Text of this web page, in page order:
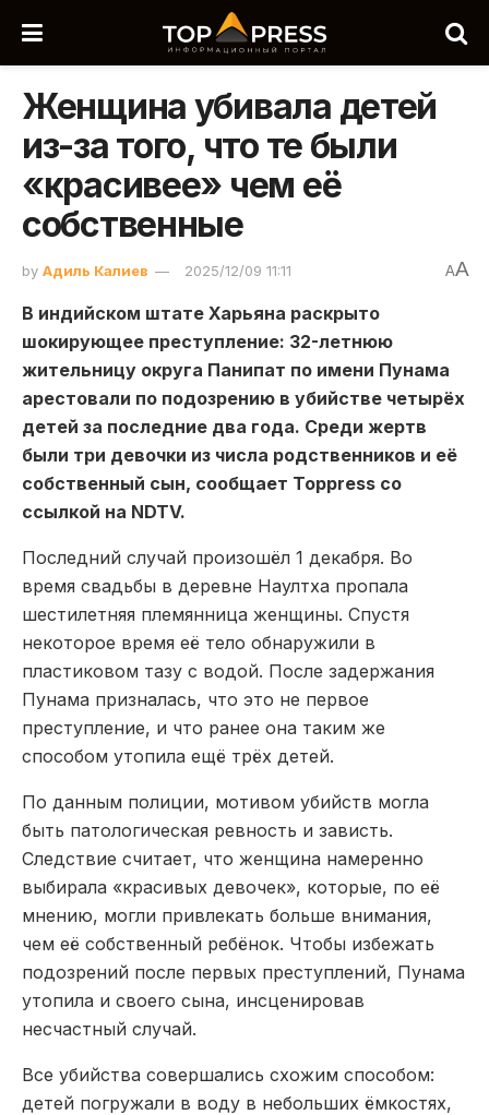
Женщина убивала детей
из-за того, что те были
«красивее» чем её
собственные
by Адиль Калиев 2025/12/09 11:11 AA
В индийском штате Харьяна раскрыто
шокирующее преступление: 32-летнюю
жительницу округа Панипат по имени Пунама
арестовали по подозрению в убийстве четырёх
детей за последние два года. Среди жертв
были три девочки из числа родственников и её
собственный сын, сообщает Toppress со
ссылкой на NDTV.
Последний случай произошёл 1 декабря. Во
время свадьбы в деревне Наултха пропала
шестилетняя племянница женщины. Спустя
некоторое время её тело обнаружили в
пластиковом тазу с водой. После задержания
Пунама призналась, что это не первое
преступление, и что ранее она таким же
способом утопила ещё трёх детей.
По данным полиции, мотивом убийств могла
быть патологическая ревность и зависть.
Следствие считает, что женщина намеренно
выбирала «красивых девочек», которые, по её
мнению, могли привлекать больше внимания,
чем её собственный ребёнок. Чтобы избежать
подозрений после первых преступлений, Пунама
утопила и своего сына, инсценировав
несчастный случай.
Все убийства совершались схожим способом:
детей погружали в воду в небольших ёмкостях,